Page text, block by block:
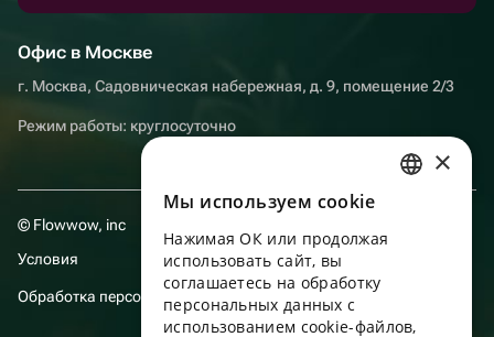
Офис в Москве
г. Москва, Садовническая набережная, д. 9, помещение 2/3
Режим работы: круглосуточно
© Flowwow, inc
Условия
Обработка персональных данных
ENGLISH
UKRAINIAN
PORTUGUESE
×
Мы используем сookie
Нажимая ОК или продолжая
использовать сайт, вы
соглашаетесь на обработку
персональных данных с
использованием cookie-файлов,